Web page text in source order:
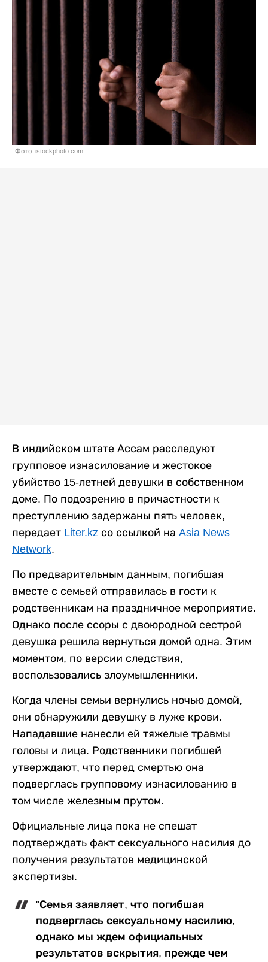
Фото: istockphoto.com
В индийском штате Ассам расследуют
групповое изнасилование и жестокое
убийство 15-летней девушки в собственном
доме. По подозрению в причастности к
преступлению задержаны пять человек,
передает Liter.kz со ссылкой на Asia News
Network.
По предварительным данным, погибшая
вместе с семьей отправилась в гости к
родственникам на праздничное мероприятие.
Однако после ссоры с двоюродной сестрой
девушка решила вернуться домой одна. Этим
моментом, по версии следствия,
воспользовались злоумышленники.
Когда члены семьи вернулись ночью домой,
они обнаружили девушку в луже крови.
Нападавшие нанесли ей тяжелые травмы
головы и лица. Родственники погибшей
утверждают, что перед смертью она
подверглась групповому изнасилованию в
том числе железным прутом.
Официальные лица пока не спешат
подтверждать факт сексуального насилия до
получения результатов медицинской
экспертизы.
"Семья заявляет, что погибшая
подверглась сексуальному насилию,
однако мы ждем официальных
результатов вскрытия, прежде чем